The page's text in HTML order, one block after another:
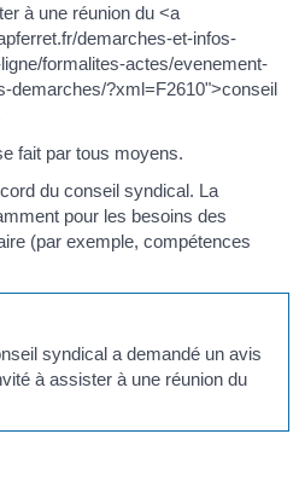
à une réunion du <a
demarches-et-infos-
formalites-actes/evenement-
demarches/?xml=F2610">conseil
fait par tous moyens.
du conseil syndical. La
pour les besoins des
(par exemple, compétences
syndical a demandé un avis
à assister à une réunion du